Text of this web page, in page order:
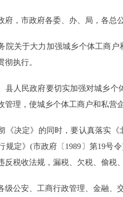
介服务
12345网上接诉即办
府，市政府各委、办、局，各总
关于大力加强城乡个体工商户
彻执行。
人民政府要切实加强对城乡个
管理，使城乡个体工商户和私营
决定》的同时，要认真落实《
规定》(市政府〔1989〕第19号
反税收法规，漏税、欠税、偷税
安、工商行政管理、金融、交